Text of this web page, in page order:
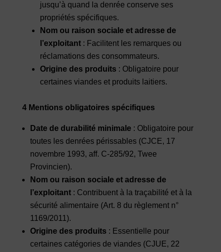
jusqu’à quand la denrée conserve ses
propriétés spécifiques.
Nom ou raison sociale et adresse de
l’exploitant: Facilitent les remarques ou
réclamations des consommateurs.
Origine des produits : Obligatoire pour
certaines viandes et produits laitiers.
4 Mentions obligatoires spécifiques
Date de durabilité minimale : Obligatoire pour
toutes les denrées périssables (CJCE, 17
novembre 1993, aff. C-285/92, Twee
Provincien).
Nom ou raison sociale et adresse de
l’exploitant: Contribuent à la traçabilité et à la
sécurité alimentaire (Art. 8 du règlement n°
1169/2011).
Origine des produits : Essentielle pour
certaines catégories de viandes (CJUE, 22